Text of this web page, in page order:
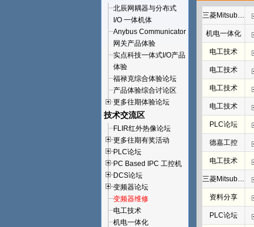
北辰网耦器与分布式
I/O 一体机体
Anybus Communicator
网关产品体验
实点科技一体式I/O产品
体验
福禄克综合体验论坛
产品体验综合讨论区
更多往期体验论坛
技术交流区
FLIR红外热像论坛
更多往期有奖活动
PLC论坛
PC Based IPC 工控机
DCS论坛
变频器论坛
变频器维修
电工技术
机电一体化
三菱Mitsubishi
机电一体化
电工技术
电工技术
电工技术
电工技术
PLC论坛
德嘉工控
电工技术
三菱Mitsubishi
资料分享
PLC论坛